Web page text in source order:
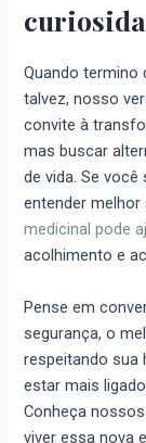
Quando termino
talvez, nosso
convite à
mas buscar
de vida. Se
entender
medicinal pode
acolhimento e
Pense em
segurança, o
respeitando sua
estar mais
Conheça
viver essa nova